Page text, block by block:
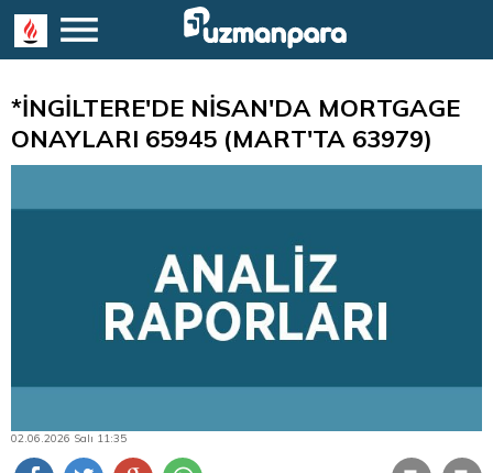
*İNGİLTERE'DE NİSAN'DA MORTGAGE
ONAYLARI 65945 (MART'TA 63979)
02.06.2026 Salı 11:35